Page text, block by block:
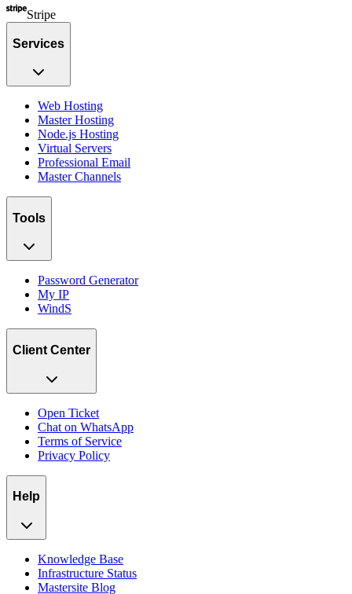
Stripe
Services
Web Hosting
Master Hosting
Node.js Hosting
Virtual Servers
Professional Email
Master Channels
Tools
Password Generator
My IP
WindS
Client Center
Open Ticket
Chat on WhatsApp
Terms of Service
Privacy Policy
Help
Knowledge Base
Infrastructure Status
Mastersite Blog